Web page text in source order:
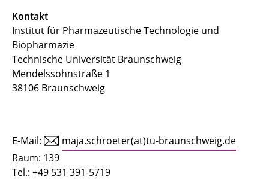
Maja Schröter
Hillary Schulz
Antonia Wittmann
Kontakt
Institut für Pharmazeutische Technologie und
Biopharmazie
Technische Universität Braunschweig
Mendelssohnstraße 1
38106 Braunschweig
E-Mail:
maja.schroeter(at)tu-braunschweig.de
Raum: 139
Tel.: +49 531 391-5719